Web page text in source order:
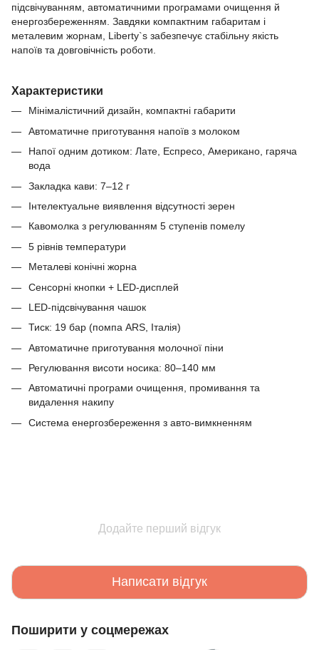
підсвічуванням, автоматичними програмами очищення й
енергозбереженням. Завдяки компактним габаритам і
металевим жорнам, Liberty`s забезпечує стабільну якість
напоїв та довговічність роботи.
Характеристики
Мінімалістичний дизайн, компактні габарити
Автоматичне приготування напоїв з молоком
Напої одним дотиком: Лате, Еспресо, Американо, гаряча
вода
Закладка кави: 7–12 г
Інтелектуальне виявлення відсутності зерен
Кавомолка з регулюванням 5 ступенів помелу
5 рівнів температури
Металеві конічні жорна
Сенсорні кнопки + LED-дисплей
LED-підсвічування чашок
Тиск: 19 бар (помпа ARS, Італія)
Автоматичне приготування молочної піни
Регулювання висоти носика: 80–140 мм
Автоматичні програми очищення, промивання та
видалення накипу
Система енергозбереження з авто-вимкненням
Додайте перший відгук
Написати відгук
Поширити у соцмережах